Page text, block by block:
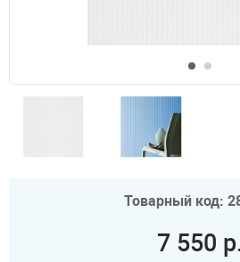
Товарный код:
7 550